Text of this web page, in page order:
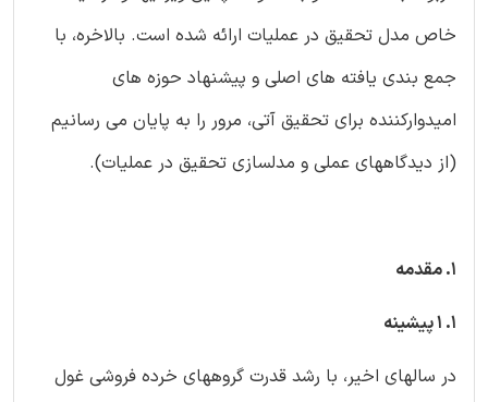
خاص مدل تحقیق در عملیات ارائه شده است. بالاخره، با
جمع بندی یافته های اصلی و پیشنهاد حوزه های
امیدوارکننده برای تحقیق آتی، مرور را به پایان می رسانیم
(از دیدگاههای عملی و مدلسازی تحقیق در عملیات).
1. مقدمه
1. 1 پیشینه
در سالهای اخیر، با رشد قدرت گروههای خرده فروشی غول